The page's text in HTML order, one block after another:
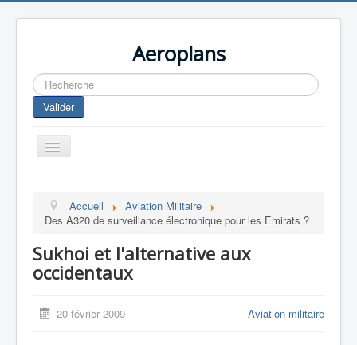
Aeroplans
Rechercher
Valider
Toggle
Navigation
Aviation Commerciale
Aviation Militaire
Drones
Accueil
Aviation Militaire
Des A320 de surveillance électronique pour les Emirats ?
Sukhoi et l'alternative aux
occidentaux
20 février 2009 Aviation militaire